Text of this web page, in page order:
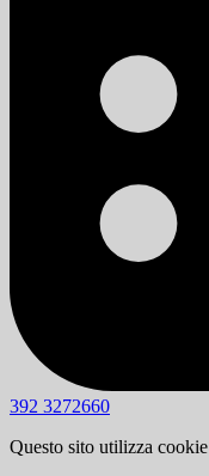
392 3272660
Questo sito utilizza cookie